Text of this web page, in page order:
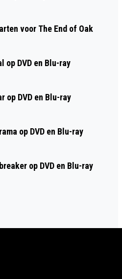
voor The End of Oak
op DVD en Blu-ray
op DVD en Blu-ray
op DVD en Blu-ray
op DVD en Blu-ray